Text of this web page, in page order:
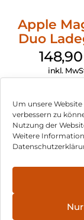
Um unsere
verbessern zu
Nutzung der
Weitere
Apple
Duo
Weiß
148,90
inkl.
Impressum